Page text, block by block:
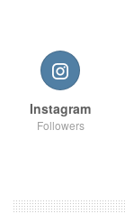
Instagram
Followers